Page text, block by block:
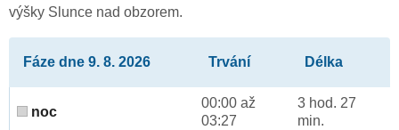
výšky Slunce nad obzorem.
Fáze dne 9. 8. 2026 Trvání Délka
noc
00:00 až
03:27
3 hod. 27
min.